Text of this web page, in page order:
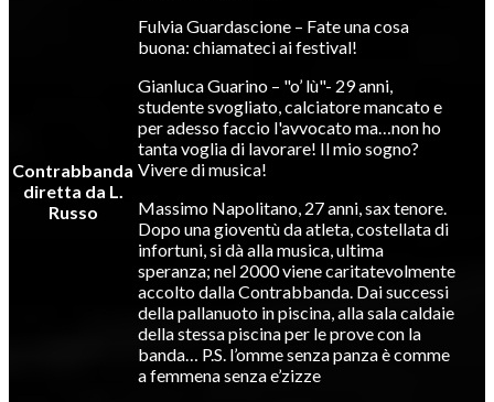
Contrabbanda
diretta da L.
Russo
Fulvia Guardascione – Fate una cosa
buona: chiamateci ai festival!
Gianluca Guarino – "o’ lù"- 29 anni,
studente svogliato, calciatore mancato e
per adesso faccio l'avvocato ma…non ho
tanta voglia di lavorare! Il mio sogno?
Vivere di musica!
Massimo Napolitano, 27 anni, sax tenore.
Dopo una gioventù da atleta, costellata di
infortuni, si dà alla musica, ultima
speranza; nel 2000 viene caritatevolmente
accolto dalla Contrabbanda. Dai successi
della pallanuoto in piscina, alla sala caldaie
della stessa piscina per le prove con la
banda… P.S. l’omme senza panza è comme
a femmena senza e’zizze